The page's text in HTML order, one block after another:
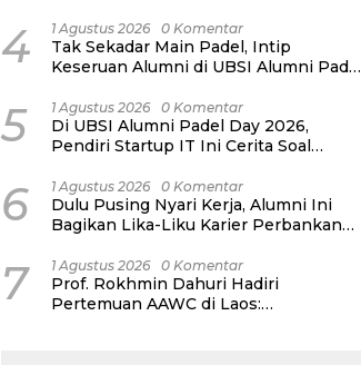
4 1 Agustus 2026 0 Komentar
Tak Sekadar Main Padel, Intip
Keseruan Alumni di UBSI Alumni Padel
5 1 Agustus 2026 0 Komentar
Di UBSI Alumni Padel Day 2026,
Pendiri Startup IT Ini Cerita Soal
Network Alumni
6 1 Agustus 2026 0 Komentar
Dulu Pusing Nyari Kerja, Alumni Ini
Bagikan Lika-Liku Karier Perbankan
Day 2026
7 1 Agustus 2026 0 Komentar
Prof. Rokhmin Dahuri Hadiri
Pertemuan AAWC di Laos: